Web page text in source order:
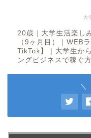
大
20歳｜大学生活楽し
（9ヶ月目）｜WEB
TikTok】｜大学生か
ングビジネスで稼ぐ
＼